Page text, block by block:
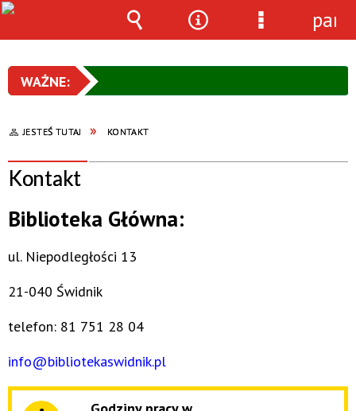
JESTEŚ TUTAJ KONTAKT
Kontakt
Biblioteka Główna:
ul. Niepodległości 13
21-040 Świdnik
telefon: 81 751 28 04
info@bibliotekaswidnik.pl
Wyszukiwarka
NarzędziaMenu
szczegółowe